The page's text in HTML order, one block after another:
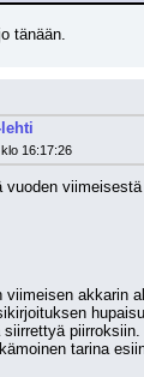
tänään.
16:17:26
vuoden
viimeisen akkarin
siirrettyä
tarina